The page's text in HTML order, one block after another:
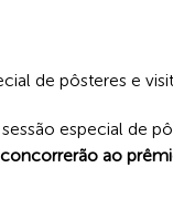
de pôsteres e
especial de
ao